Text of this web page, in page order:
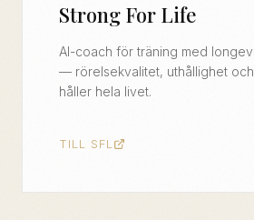
Strong For Life
AI-coach för träning med
— rörelsekvalitet, uthållighet
håller hela livet.
TILL SFL